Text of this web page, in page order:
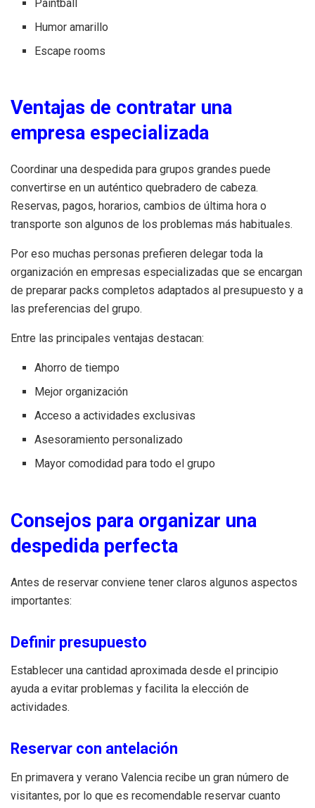
Paintball
Humor amarillo
Escape rooms
Ventajas de contratar una
empresa especializada
Coordinar una despedida para grupos grandes puede
convertirse en un auténtico quebradero de cabeza.
Reservas, pagos, horarios, cambios de última hora o
transporte son algunos de los problemas más habituales.
Por eso muchas personas prefieren delegar toda la
organización en empresas especializadas que se encargan
de preparar packs completos adaptados al presupuesto y a
las preferencias del grupo.
Entre las principales ventajas destacan:
Ahorro de tiempo
Mejor organización
Acceso a actividades exclusivas
Asesoramiento personalizado
Mayor comodidad para todo el grupo
Consejos para organizar una
despedida perfecta
Antes de reservar conviene tener claros algunos aspectos
importantes:
Definir presupuesto
Establecer una cantidad aproximada desde el principio
ayuda a evitar problemas y facilita la elección de
actividades.
Reservar con antelación
En primavera y verano Valencia recibe un gran número de
visitantes, por lo que es recomendable reservar cuanto